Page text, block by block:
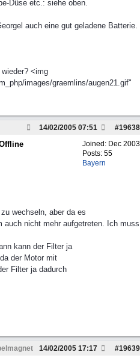
Düse etc.: siehe oben.
auch eine gut geladene Batterie.
<img
images/graemlins/augen21.gif"
#19638
14/02/2005 07:51
Joined: Dec 2003
Posts: 55
Bayern
wechseln, aber da es
auch nicht mehr aufgetreten. Ich muss
kann der Filter ja
der Motor mit
Filter ja dadurch
#19639
14/02/2005 17:17